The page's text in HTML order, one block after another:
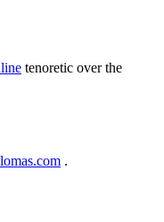
tenoretic over the
.